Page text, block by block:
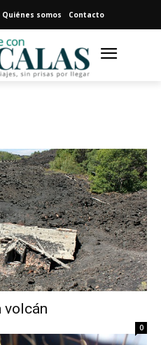
Quiénes somos Contacto
volcán
0